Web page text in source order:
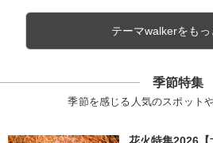
テーマwalkerをもっ
季節特集
季節を感じる人気のスポット